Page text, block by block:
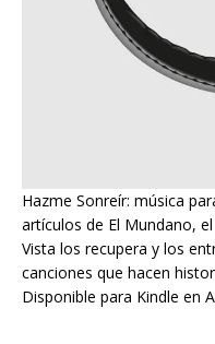
Hazme Sonreír: música
artículos de El Mundano,
Vista los recupera y los
canciones que hacen
Disponible para Kindle en